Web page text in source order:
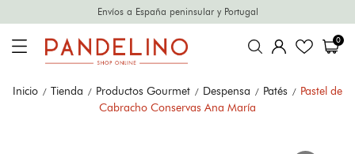
Envíos a España peninsular y Portugal
0
Inicio Tienda Productos Gourmet Despensa Patés
Pastel de
Cabracho Conservas Ana María